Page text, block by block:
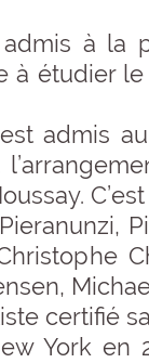
à la
à étudier
admis
certifié
York en